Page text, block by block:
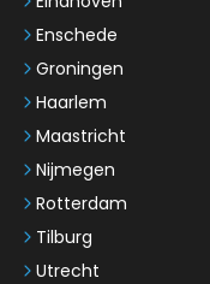
Enschede
Groningen
Haarlem
Maastricht
Nijmegen
Rotterdam
Tilburg
Utrecht